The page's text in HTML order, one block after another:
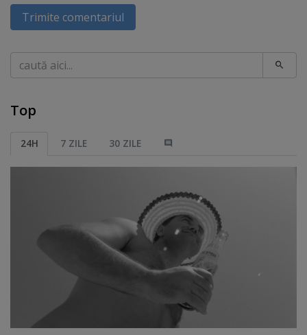
Trimite comentariul
Caută
Top
24H 7 ZILE 30 ZILE